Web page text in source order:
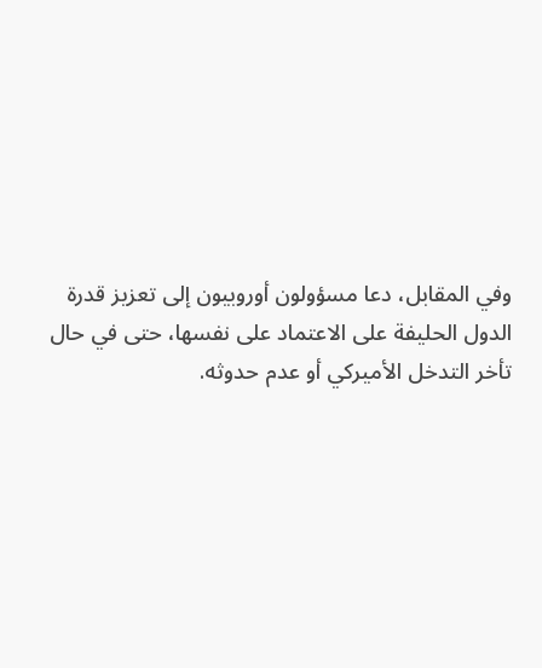
وفي المقابل، دعا مسؤولون أوروبيون إلى تعزيز قدرة
الدول الحليفة على الاعتماد على نفسها، حتى في حال
تأخر التدخل الأميركي أو عدم حدوثه.